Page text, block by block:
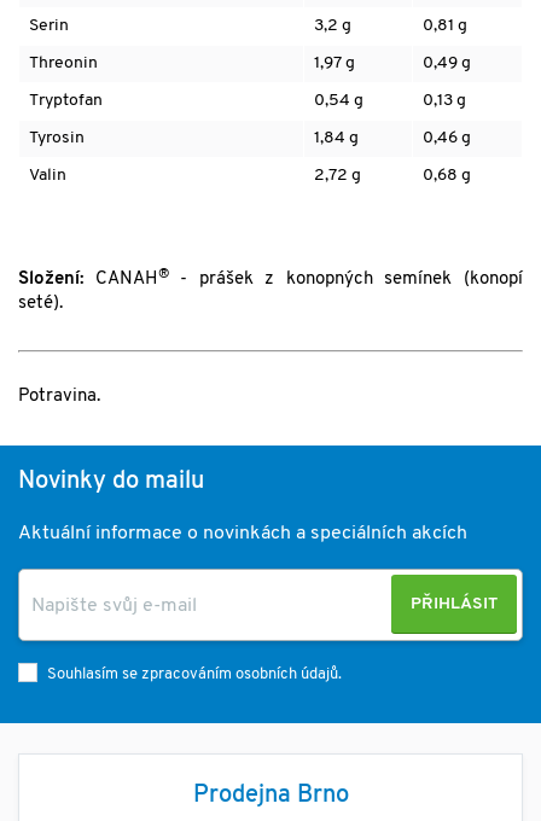
Serin 3,2 g 0,81 g
Threonin 1,97 g 0,49 g
Tryptofan 0,54 g 0,13 g
Tyrosin 1,84 g 0,46 g
Valin 2,72 g 0,68 g
Složení: CANAH®- prášek z konopných semínek (konopí
seté).
Potravina.
Novinky do mailu
Aktuální informace o novinkách a speciálních akcích
PŘIHLÁSIT
Souhlasím se zpracováním osobních údajů.
Prodejna Brno